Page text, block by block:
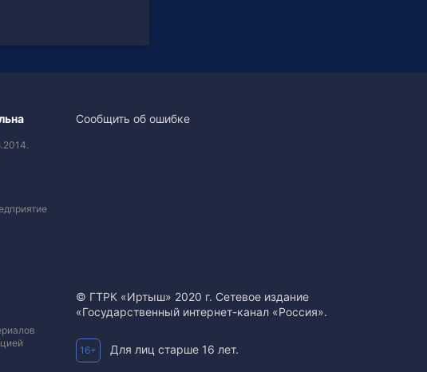
Сообщить об ошибке
© ГТРК «Иртыш» 2020 г. Сетевое издание
«Государственный интернет-канал «Россия».
16+ Для лиц старше 16 лет.